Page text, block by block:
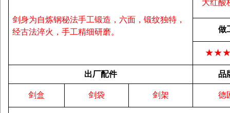
剑身为自炼钢秘法手工锻造，六面，锻纹独特，
经古法淬火，手工精细研磨。
大红酸
做
出厂配件 品
剑盒 剑袋 剑架 德